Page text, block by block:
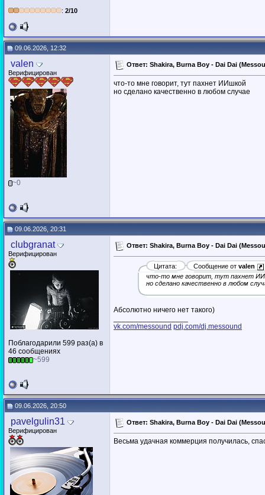
: 2/10
09.06.2026, 12:32
valen
Верифицирован
~0
Ответ: Shakira, Burna Boy - Dai Dai
что-то мне говорит, тут пахнет ИИшкой
но сделано качественно в любом случае
09.06.2026, 20:31
clubgranat
Верифицирован
Поблагодарили 599 раз(а) в
46 сообщениях
~599
Ответ: Shakira, Burna Boy - Dai Dai
Цитата: Сообщение отvalen
что-то мне говорит, тут пахнет
но сделано качественно в любом
Абсолютно ничего нет такого)
vk.com/messound pdj.com/dj.messound
09.06.2026, 20:50
pavelgulin31
Верифицирован
Ответ: Shakira, Burna Boy - Dai Dai
Весьма удачная коммерция получилась,